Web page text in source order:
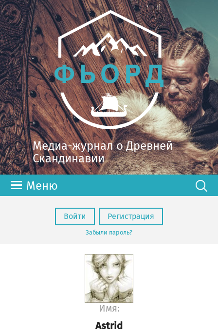
Медиа-журнал о Древней
Скандинавии
Меню
Войти Регистрация
Забыли пароль?
Имя:
Astrid